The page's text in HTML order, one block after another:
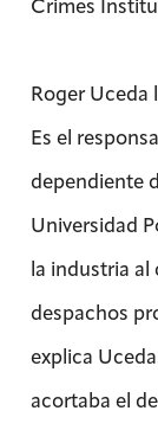
Crimes
Roger Uceda
Es el
dependiente
Universidad
la industria al
despachos
explica
acortaba el